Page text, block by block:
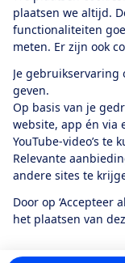
plaatsen we altijd.
functionaliteiten
meten. Er zijn ook
Je gebruikservaring
geven.
Op basis van je
website, app én via
YouTube-video’s te
Relevante
andere sites te
Door op ‘Accepteer
het plaatsen van
E-mailadres
Ik meld me aan
Service &
Over ons